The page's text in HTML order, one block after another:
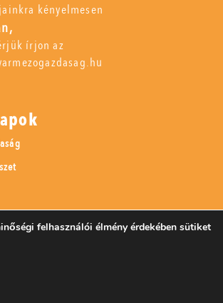
kényelmesen
írjon az
felhasználói élmény érdekében sütiket